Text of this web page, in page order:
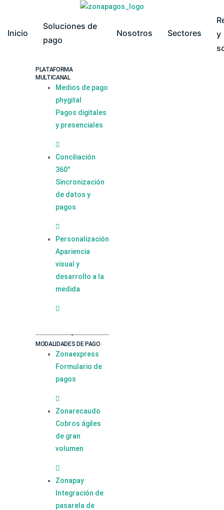
Inicio
Soluciones de
pago
PLATAFORMA
MULTICANAL
Medios de pago
phygital
Pagos digitales
y presenciales
Conciliación
360°
Sincronización
de datos y
pagos
Personalización
Apariencia
visual y
desarrollo a la
medida
MODALIDADES DE PAGO
Zonaexpress
Formulario de
pagos
Zonarecaudo
Cobros ágiles
de gran
volumen
Zonapay
Integración de
pasarela de
Nosotros Sectores
y